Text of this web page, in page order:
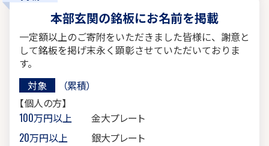
本部玄関の銘板にお名前を掲載
一定額以上のご寄附をいただきました皆様に、謝意と
して銘板を掲げ末永く顕彰させていただいておりま
す。
対象
（累積）
【個人の方】
100万円以上
金大プレート
20万円以上
銀大プレート